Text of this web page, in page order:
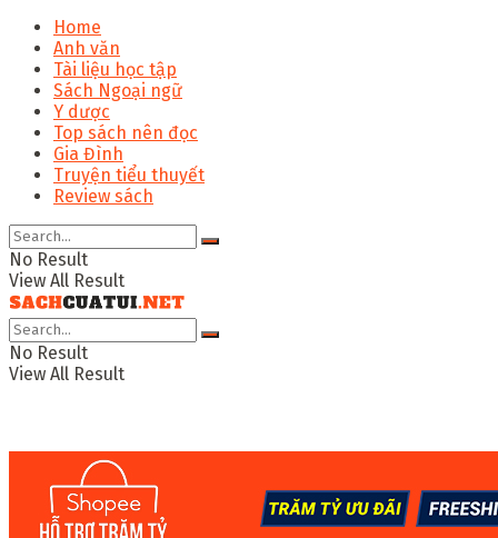
Home
Anh văn
Tài liệu học tập
Sách Ngoại ngữ
Y dược
Top sách nên đọc
Gia Đình
Truyện tiểu thuyết
Review sách
No Result
View All Result
No Result
View All Result